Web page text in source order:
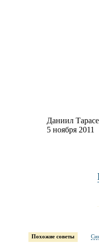
Даниил
5 ноября 2011
Похожие советы